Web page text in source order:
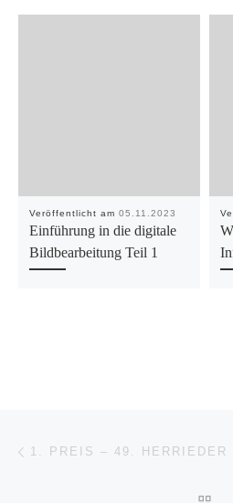
Veröffentlicht am 05.11.2023
Einführung in die digitale
Bildbearbeitung Teil 1
Beitragsnavigation
1. PREIS – 49. HERRIEDER